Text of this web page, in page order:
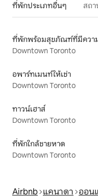
ที่พักประเภทอื่นๆ สถ
Downtown Toronto
อพาร์ทเมนท์ให้เช่า
Downtown Toronto
ทาวน์เฮาส์
Downtown Toronto
ที่พักใกล้ชายหาด
Downtown Toronto
Airbnb แคนาดา ออน